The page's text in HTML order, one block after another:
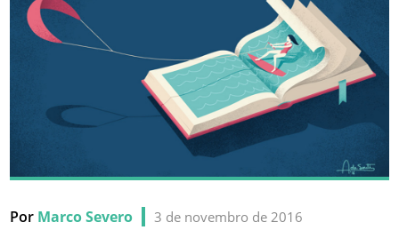
Por Marco Severo 3 de novembro de 2016